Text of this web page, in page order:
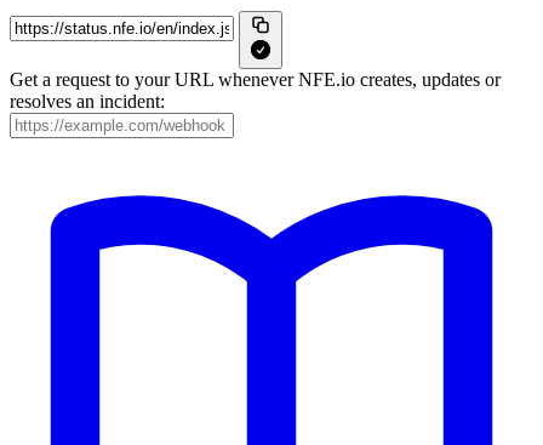
Get a request to your URL whenever NFE.io creates, updates or
resolves an incident: